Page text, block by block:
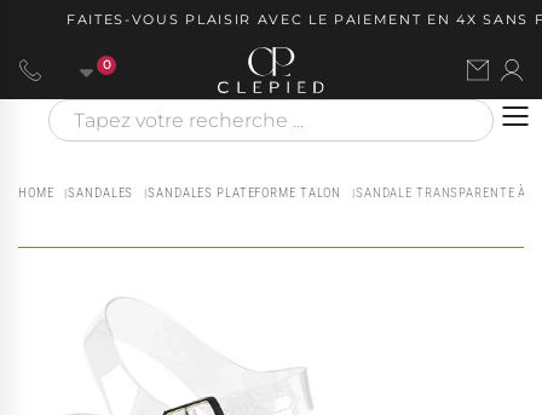
FAITES-VOUS PLAISIR AVEC LE PAIEMENT EN 4X SANS
0
HOME SANDALES SANDALES PLATEFORME TALON